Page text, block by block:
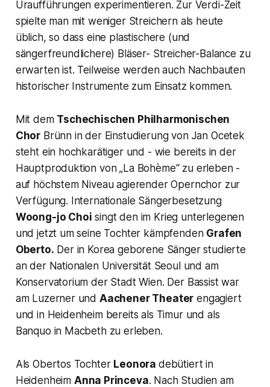
Uraufführungen experimentieren. Zur Verdi-Zeit
spielte man mit weniger Streichern als heute
üblich, so dass eine plastischere (und
sängerfreundlichere) Bläser- Streicher-Balance zu
erwarten ist. Teilweise werden auch Nachbauten
historischer Instrumente zum Einsatz kommen.
Mit dem Tschechischen Philharmonischen
Chor Brünn in der Einstudierung von Jan Ocetek
steht ein hochkarätiger und - wie bereits in der
Hauptproduktion von „La Bohème“ zu erleben -
auf höchstem Niveau agierender Opernchor zur
Verfügung. Internationale Sängerbesetzung
Woong-jo Choi singt den im Krieg unterlegenen
und jetzt um seine Tochter kämpfenden Grafen
Oberto. Der in Korea geborene Sänger studierte
an der Nationalen Universität Seoul und am
Konservatorium der Stadt Wien. Der Bassist war
am Luzerner und Aachener Theater engagiert
und in Heidenheim bereits als Timur und als
Banquo in Macbeth zu erleben.
Als Obertos Tochter Leonora debütiert in
Heidenheim Anna Princeva. Nach Studien am